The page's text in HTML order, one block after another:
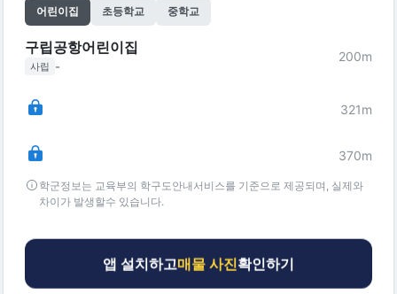
어린이집 초등학교 중학교
구립공항어린이집
사립 -
200m
321m
370m
학군정보는 교육부의 학구도안내서비스를 기준으로 제공되며, 실제와
차이가 발생할수 있습니다.
앱 설치하고매물 사진확인하기